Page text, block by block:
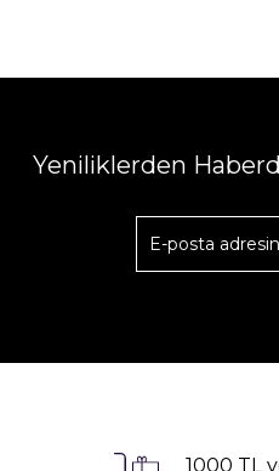
Yeniliklerden
1000 TL